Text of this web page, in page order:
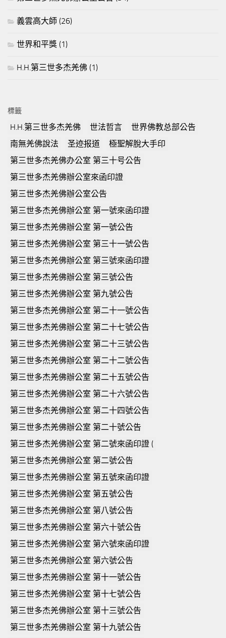
義雲高大師 (26)
世界和平獎 (1)
H.H.第三世多杰羌佛 (1)
標籤
H.H.第三世多杰羌佛 世法哲言
世界佛教总部公告
南無羌佛說法
圣迹报道
極聖解脫大手印
第三世多杰羌佛办公室 第三十号公告
第三世多杰羌佛辦公室來函印證
第三世多杰羌佛辦公室公告
第三世多杰羌佛辦公室 第一號來函印證
第三世多杰羌佛辦公室 第一號公告
第三世多杰羌佛辦公室 第三十一號公告
第三世多杰羌佛辦公室 第三號來函印證
第三世多杰羌佛辦公室 第三號公告
第三世多杰羌佛辦公室 第九號公告
第三世多杰羌佛辦公室 第二十一號公告
第三世多杰羌佛辦公室 第二十七號公告
第三世多杰羌佛辦公室 第二十三號公告
第三世多杰羌佛辦公室 第二十二號公告
第三世多杰羌佛辦公室 第二十五號公告
第三世多杰羌佛辦公室 第二十六號公告
第三世多杰羌佛辦公室 第二十四號公告
第三世多杰羌佛辦公室 第二十號公告
第三世多杰羌佛辦公室 第二號來函印證 (
第三世多杰羌佛辦公室 第二號公告
第三世多杰羌佛辦公室 第五號來函印證
第三世多杰羌佛辦公室 第五號公告
第三世多杰羌佛辦公室 第八號公告
第三世多杰羌佛辦公室 第六十號公告
第三世多杰羌佛辦公室 第六號來函印證
第三世多杰羌佛辦公室 第六號公告
第三世多杰羌佛辦公室 第十一號公告
第三世多杰羌佛辦公室 第十七號公告
第三世多杰羌佛辦公室 第十三號公告
第三世多杰羌佛辦公室 第十九號公告